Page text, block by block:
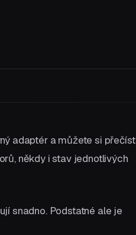
adaptér a můžete si přečíst
někdy i stav jednotlivých
snadno. Podstatné ale je